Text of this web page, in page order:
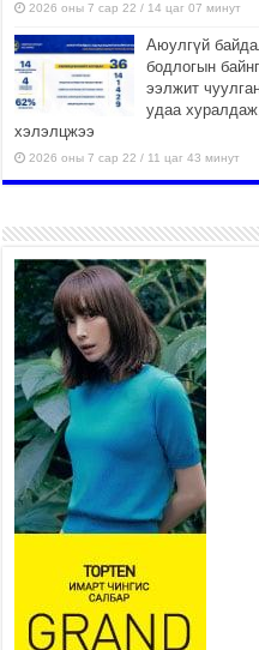
2026 оны 7 сар 22 / 14 цаг 07 минут
Аюулгүй
бодлогын
ээлжит
удаа
хэлэлцжээ
2026 оны 7 сар 22 / 11 цаг 43 минут
боломжтой-
төв” байгуулах
хувийн хэвшлийн түншлэлийн
ажиллахыг урьж байна
2026 оны 7 сар 22 / 9 цаг 28 минут
Б.Пүрэвдагва:
залуучууд
өнгөрүүлдэг,
ирдэг цэг
2026 оны 7 сар 21 / 16 цаг 47 минут
Тусгай замын автобус /BRT/
хорооны ээлжит хуралдаан
Ерөнхий сайд Н.Учрал БНХАУ-
суугаа Элчин сайд Шэнь
авч уулзав